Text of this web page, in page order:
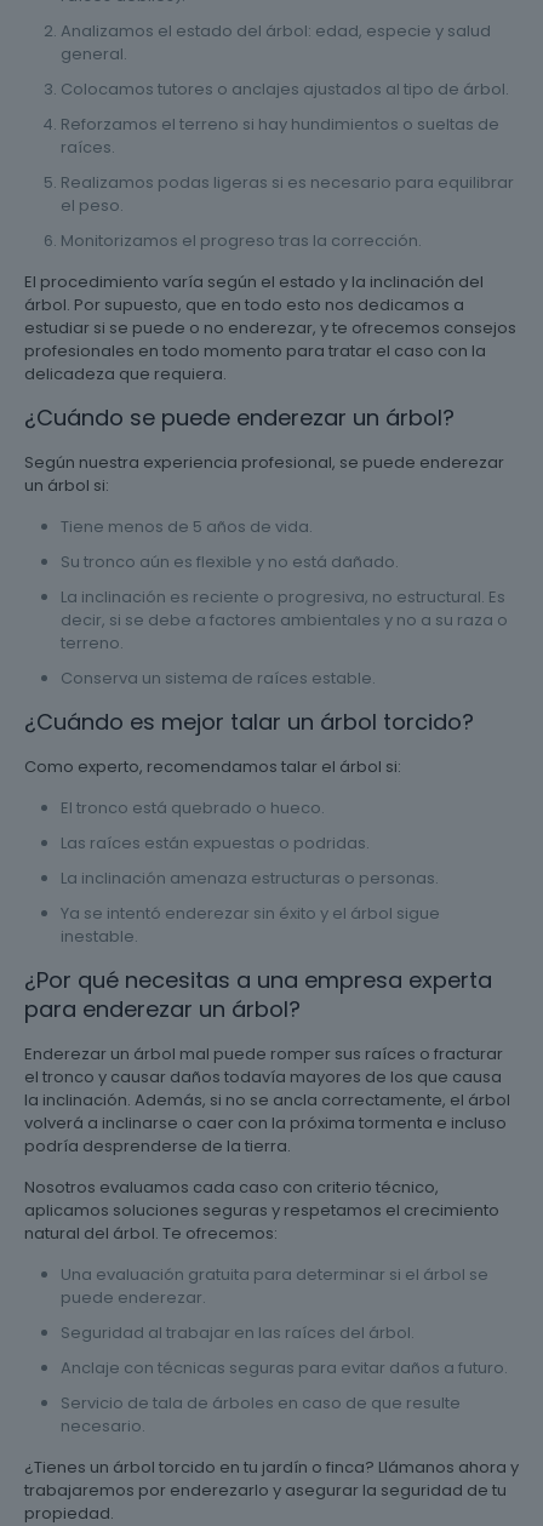
Analizamos el estado del árbol: edad, especie y salud
general.
Colocamos tutores o anclajes ajustados al tipo de árbol.
Reforzamos el terreno si hay hundimientos o sueltas de
raíces.
Realizamos podas ligeras si es necesario para equilibrar
el peso.
Monitorizamos el progreso tras la corrección.
El procedimiento varía según el estado y la inclinación del
árbol. Por supuesto, que en todo esto nos dedicamos a
estudiar si se puede o no enderezar, y te ofrecemos consejos
profesionales en todo momento para tratar el caso con la
delicadeza que requiera.
¿Cuándo se puede enderezar un árbol?
Según nuestra experiencia profesional, se puede enderezar
un árbol si:
Tiene menos de 5 años de vida.
Su tronco aún es flexible y no está dañado.
La inclinación es reciente o progresiva, no estructural. Es
decir, si se debe a factores ambientales y no a su raza o
terreno.
Conserva un sistema de raíces estable.
¿Cuándo es mejor talar un árbol torcido?
Como experto, recomendamos talar el árbol si:
El tronco está quebrado o hueco.
Las raíces están expuestas o podridas.
La inclinación amenaza estructuras o personas.
Ya se intentó enderezar sin éxito y el árbol sigue
inestable.
¿Por qué necesitas a una empresa experta
para enderezar un árbol?
Enderezar un árbol mal puede romper sus raíces o fracturar
el tronco y causar daños todavía mayores de los que causa
la inclinación. Además, si no se ancla correctamente, el árbol
volverá a inclinarse o caer con la próxima tormenta e incluso
podría desprenderse de la tierra.
Nosotros evaluamos cada caso con criterio técnico,
aplicamos soluciones seguras y respetamos el crecimiento
natural del árbol. Te ofrecemos:
Una evaluación gratuita para determinar si el árbol se
puede enderezar.
Seguridad al trabajar en las raíces del árbol.
Anclaje con técnicas seguras para evitar daños a futuro.
Servicio de tala de árboles en caso de que resulte
necesario.
¿Tienes un árbol torcido en tu jardín o finca? Llámanos ahora y
trabajaremos por enderezarlo y asegurar la seguridad de tu
propiedad.